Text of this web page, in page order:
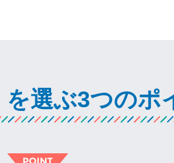
を選ぶ3つのポ